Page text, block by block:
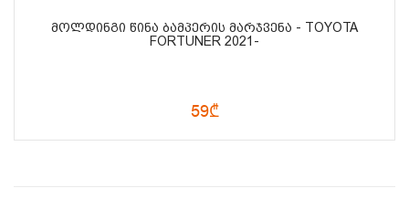
ᲛᲝᲚᲓᲘᲜᲒᲘ ᲬᲘᲜᲐ ᲑᲐᲛᲞᲔᲠᲘᲡ ᲛᲐᲠᲯᲕᲔᲜᲐ - TOYOTA
FORTUNER 2021-
59₾